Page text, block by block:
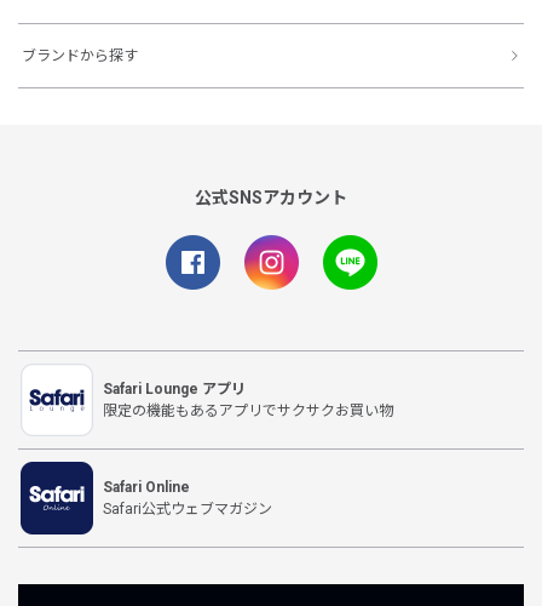
ブランドから探す
公式SNSアカウント
Safari Lounge アプリ
限定の機能もあるアプリでサクサクお買い物
Safari Online
Safari公式ウェブマガジン